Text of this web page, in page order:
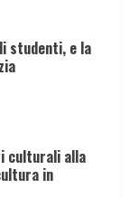
studenti, e la
culturali alla
in